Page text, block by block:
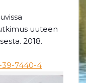
uuteen
2018.
39-7440-4